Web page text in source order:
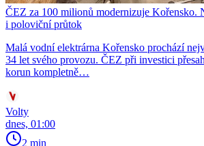
ČEZ za 100 milionů modernizuje Kořensko.
i poloviční průtok
Malá vodní elektrárna Kořensko prochází
34 let svého provozu. ČEZ při investici
korun kompletně…
Volty
dnes, 01:00
2 min